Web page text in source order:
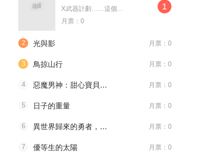
X武器計劃……這個...
月票：0
1
2 光與影 月票：0
3 鳥掠山行 月票：0
4 惡魔男神：甜心寶貝快投降 月票：0
5 日子的重量 月票：0
6 異世界歸來的勇者，在地下城降臨的現實世界化身網紅主播撈金！ 月票：0
7 優等生的太陽 月票：0